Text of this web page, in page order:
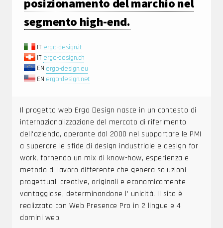
posizionamento del marchio nel
segmento high-end.
IT ergo-design.it
IT ergo-design.ch
EN ergo-design.eu
EN ergo-design.net
Il progetto web Ergo Design nasce in un contesto di
internazionalizzazione del mercato di riferimento
dell'azienda, operante dal 2000 nel supportare le PMI
a superare le sfide di design industriale e design for
work, fornendo un mix di know-how, esperienza e
metodo di lavoro differente che genera soluzioni
progettuali creative, originali e economicamente
vantaggiose, determinandone l' unicità. Il sito è
realizzato con Web Presence Pro in 2 lingue e 4
domini web.